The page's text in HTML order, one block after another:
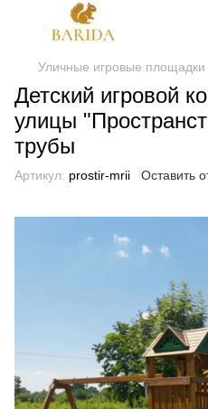
Уличные игровые площадки
Детский игровой
улицы
трубы
Артикул: prostir-mrii Оставить